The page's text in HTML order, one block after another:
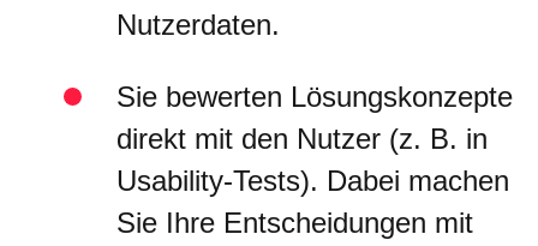
Nutzerdaten.
Sie bewerten Lösungskonzepte
direkt mit den Nutzer (z. B. in
Usability-Tests). Dabei machen
Sie Ihre Entscheidungen mit